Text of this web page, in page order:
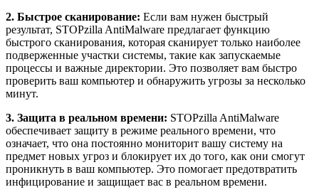
2. Быстрое сканирование: Если вам нужен быстрый
результат, STOPzilla AntiMalware предлагает функцию
быстрого сканирования, которая сканирует только наиболее
подверженные участки системы, такие как запускаемые
процессы и важные директории. Это позволяет вам быстро
проверить ваш компьютер и обнаружить угрозы за несколько
минут.
3. Защита в реальном времени: STOPzilla AntiMalware
обеспечивает защиту в режиме реального времени, что
означает, что она постоянно мониторит вашу систему на
предмет новых угроз и блокирует их до того, как они смогут
проникнуть в ваш компьютер. Это помогает предотвратить
инфицирование и защищает вас в реальном времени.